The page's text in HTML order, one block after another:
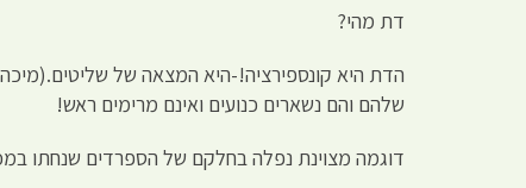
דת מהי?
שלהם והם נשארים כנועים ואינם מרימים ראש!
דוגמה מצוינת נפלה בחלקם של הספרדים שנחתו